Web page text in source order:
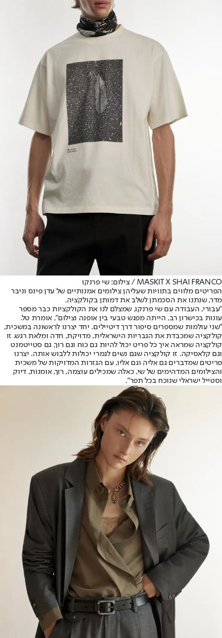
MASKIT X SHAI FRANCO / צילום: שי פרנקו
הפריטים מלווים בתוויות שעליהן צילומים אמנותיים של עדן פינס וניבר
מדר, שנתנו את הסכמתן לשלב את דמותן בקולקציה.
"עבורי, העבודה עם שי פרנקו, שמצלם לנו את הקולקציות כבר מספר
עונות בכישרון רב, הייתה מפגש טבעי בין אופנה וצילום", אומרת טל.
"שני עולמות שמספרים סיפור דרך דיטיילים. יחד יצרנו לראשונה במשכית,
קולקציה שמכבדת את הגבריות הישראלית, מדויקת, חדה ומלאת רגש. זו
קולקציה שמראה איך כל פריט יכול להיות גם כוח וגם רוך, גם סטייטמנט
וגם קלאסיקה. זו קולקציה שגם נשים לגמרי יכולות ללבוש אותה. יצרנו
פריטים שמדברים גם אליה וגם אליו, עם הגזרות המדויקות של משכית
והצילומים המדהימים של שי, כאלה שמכילים עוצמה, רוך, אומנות, דיוק
וסטייל ישראלי שנוכח בכל תפר".